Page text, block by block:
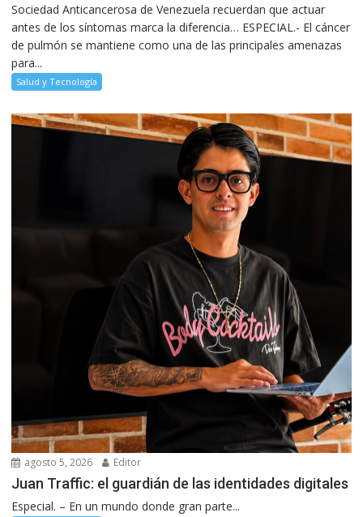
Sociedad Anticancerosa de Venezuela recuerdan que actuar
antes de los síntomas marca la diferencia… ESPECIAL.- El cáncer
de pulmón se mantiene como una de las principales amenazas
para...
Salud y Tecnología
agosto 5, 2026 Editor
Juan Traffic: el guardián de las identidades digitales
Especial. – En un mundo donde gran parte...